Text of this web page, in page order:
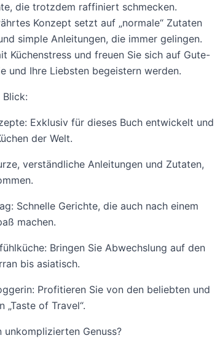
die trotzdem raffiniert schmecken.
Konzept setzt auf „normale“ Zutaten
simple Anleitungen, die immer gelingen.
Küchenstress und freuen Sie sich auf Gute-
und Ihre Liebsten begeistern werden.
Exklusiv für dieses Buch entwickelt und
der Welt.
verständliche Anleitungen und Zutaten,
Schnelle Gerichte, die auch nach einem
machen.
Bringen Sie Abwechslung auf den
bis asiatisch.
Profitieren Sie von den beliebten und
of Travel“.
Genuss?